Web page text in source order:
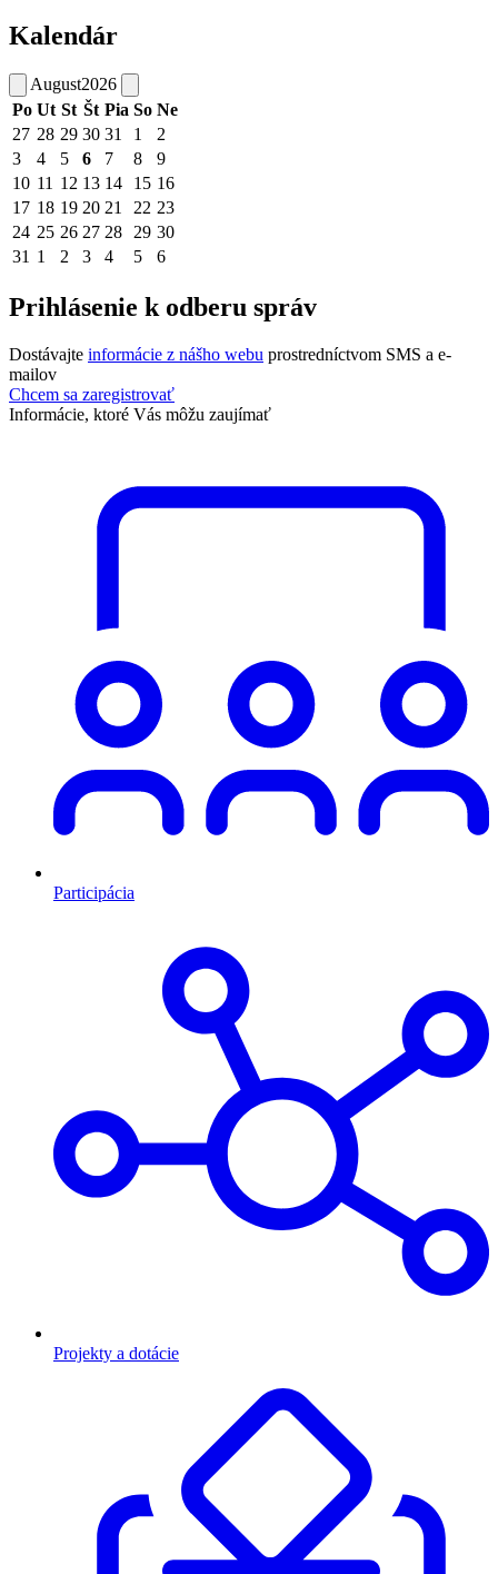
Kalendár
August2026
Po Ut St Št Pia So Ne
27 28 29 30 31 1
2
3
4 5 6 7 8
9
10 11 12 13 14 15 16
17 18 19 20 21 22 23
24 25 26 27 28 29 30
31 1 2 3 4 5 6
Prihlásenie k odberu správ
Dostávajte informácie z nášho webu prostredníctvom SMS a e-
mailov
Chcem sa zaregistrovať
Informácie, ktoré Vás môžu zaujímať
Participácia
Projekty a dotácie